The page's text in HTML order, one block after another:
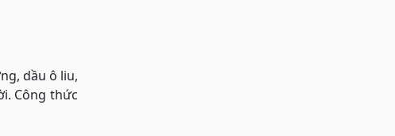
dầu ô liu,
Công thức